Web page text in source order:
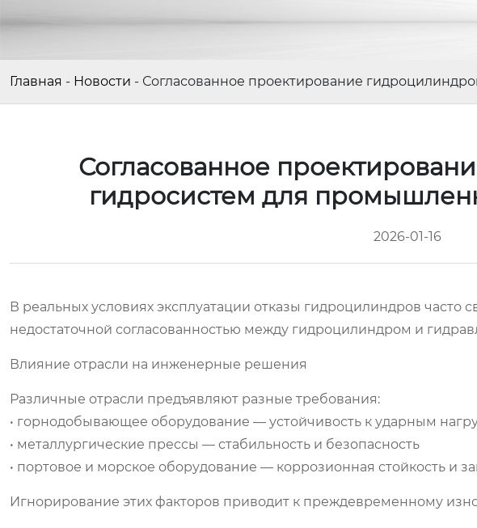
Главная - Новости - Согласованное проектирование
Согласованное
гидросистем для
2026-01-16
В реальных условиях эксплуатации отказы гидроцилиндров часто
недостаточной согласованностью между гидроцилиндром и
Влияние отрасли на инженерные решения
Различные отрасли предъявляют разные требования:
• горнодобывающее оборудование — устойчивость к ударным
• металлургические прессы — стабильность и безопасность
• портовое и морское оборудование — коррозионная стойкость и
Игнорирование этих факторов приводит к преждевременному